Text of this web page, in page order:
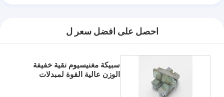
احصل على افضل سعر ل
سبيكة مغنيسيوم نقية خفيفة
الوزن عالية القوة لمبدلات